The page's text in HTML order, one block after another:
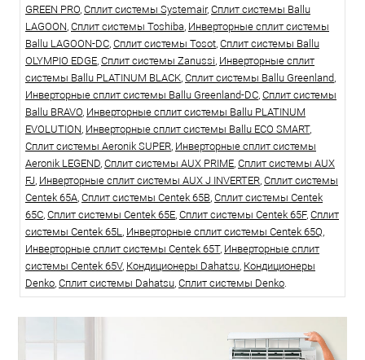
GREEN PRO, Сплит системы Systemair, Сплит системы Ballu
LAGOON, Сплит системы Toshiba, Инверторные сплит системы
Ballu LAGOON-DC, Сплит системы Tosot, Сплит системы Ballu
OLYMPIO EDGE, Сплит системы Zanussi, Инверторные сплит
системы Ballu PLATINUM BLACK, Сплит системы Ballu Greenland,
Инверторные сплит системы Ballu Greenland-DC, Сплит системы
Ballu BRAVO, Инверторные сплит системы Ballu PLATINUM
EVOLUTION, Инверторные сплит системы Ballu ECO SMART,
Сплит системы Aeronik SUPER, Инверторные сплит системы
Aeronik LEGEND, Сплит системы AUX PRIME, Сплит системы AUX
FJ, Инверторные сплит системы AUX J INVERTER, Сплит системы
Centek 65A, Сплит системы Centek 65B, Сплит системы Centek
65C, Сплит системы Centek 65E, Сплит системы Centek 65F, Сплит
системы Centek 65L, Инверторные сплит системы Centek 65Q,
Инверторные сплит системы Centek 65T, Инверторные сплит
системы Centek 65V, Кондиционеры Dahatsu, Кондиционеры
Denko, Сплит системы Dahatsu, Сплит системы Denko.